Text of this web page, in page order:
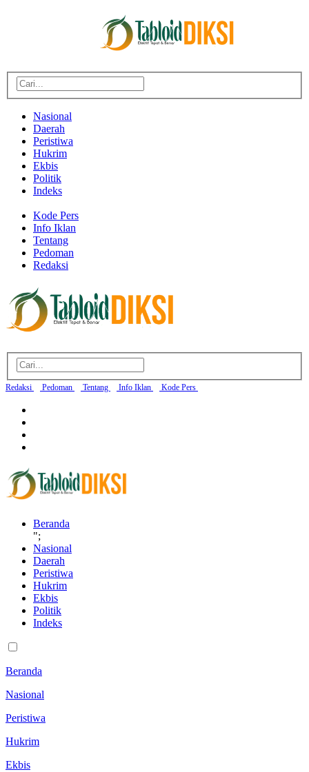
Nasional
Daerah
Peristiwa
Hukrim
Ekbis
Politik
Indeks
Kode Pers
Info Iklan
Tentang
Pedoman
Redaksi
Redaksi Pedoman Tentang Info Iklan Kode Pers
Beranda
";
Nasional
Daerah
Peristiwa
Hukrim
Ekbis
Politik
Indeks
Beranda
Nasional
Peristiwa
Hukrim
Ekbis